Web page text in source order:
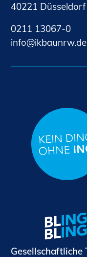
40221 Düsseldorf
0211 13067-0
nf
kb nrwd
Gesellschaftliche